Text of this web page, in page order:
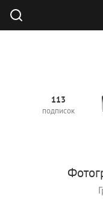
113
подписок